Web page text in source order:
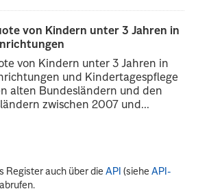
von Kindern unter 3 Jahren in
von Kindern unter 3 Jahren in
und Kindertagespflege
alten Bundesländern und den
zwischen 2007 und...
Register auch über dieAPI (sieheAPI-